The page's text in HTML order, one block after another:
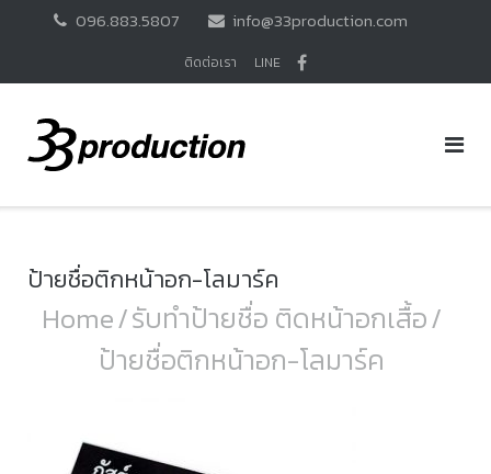
096.883.5807 info@33production.com
ติดต่อเรา LINE
ป้ายชื่อติกหน้าอก-โลมาร์ค
Home/รับทำป้ายชื่อ ติดหน้าอกเสื้อ/
ป้ายชื่อติกหน้าอก-โลมาร์ค